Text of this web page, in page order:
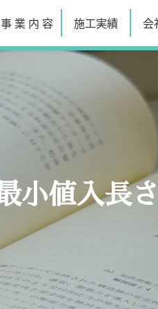
事 業 内 容 施工実績 会
小値入長